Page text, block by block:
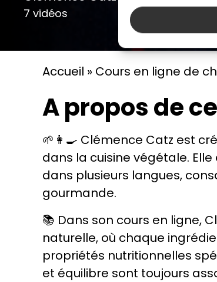
7 vidéos
Accueil » Cours en ligne de
A propos de
🌱👩‍🍳 Clémence Catz est
dans la cuisine végétale.
dans plusieurs langues,
gourmande.
📚 Dans son cours en ligne,
naturelle, où chaque
propriétés nutritionnelles
et équilibre sont toujours